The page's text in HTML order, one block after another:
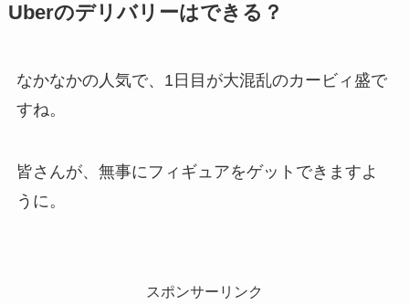
Uberのデリバリーはできる？
なかなかの人気で、1日目が大混乱のカービィ盛で
すね。
皆さんが、無事にフィギュアをゲットできますよ
うに。
スポンサーリンク